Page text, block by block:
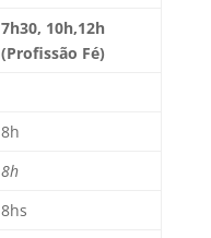
7h30, 10h,12h
(Profissão Fé)
8h
8h
8hs